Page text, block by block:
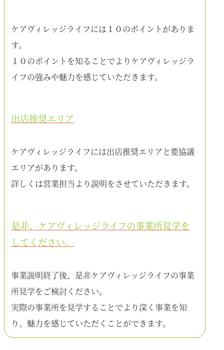
ケアヴィレッジライフには１０のポイントがありま
す。
１０のポイントを知ることでよりケアヴィレッジラ
イフの強みや魅力を感じていただきます。
出店推奨エリア
ケアヴィレッジライフには出店推奨エリアと要協議
エリアがあります。
詳しくは営業担当より説明をさせていただきます。
是非、ケアヴィレッジライフの事業所見学を
してください。
事業説明終了後、是非ケアヴィレッジライフの事業
所見学をご検討ください。
実際の事業所を見学することでより深く事業を知
り、魅力を感じていただくことができます。